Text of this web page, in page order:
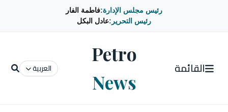
رئيس مجلس الإدارة:فاطمة الفار
رئيس التحرير:عادل البكل
القائمة
Petro
News
العربية